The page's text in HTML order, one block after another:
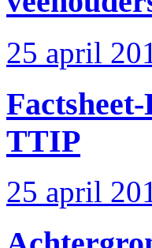
25 april
TTIP
25 april